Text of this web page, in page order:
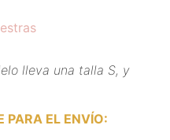
lleva una talla S, y
PARA EL ENVÍO: